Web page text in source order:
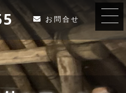
お問合せ